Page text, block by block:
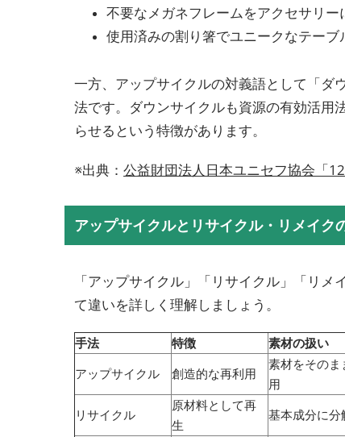
不要なメガネフレームをアクセサリー
使用済みの割り箸でユニークなテーブ
一方、アップサイクルの対義語として「ダ
法です。ダウンサイクルも資源の有効活用
らせるという特徴があります。
※出典： 公益財団法人日本ユニセフ協会「
アップサイクルとリサイクル・リメイク
「アップサイクル」「リサイクル」「リ
て違いを詳しく理解しましょう。
手法 特徴 素材の扱い
アップサイクル
創造的な再利用
素材をそのま
用
リサイクル
原材料として再
生
基本成分に分